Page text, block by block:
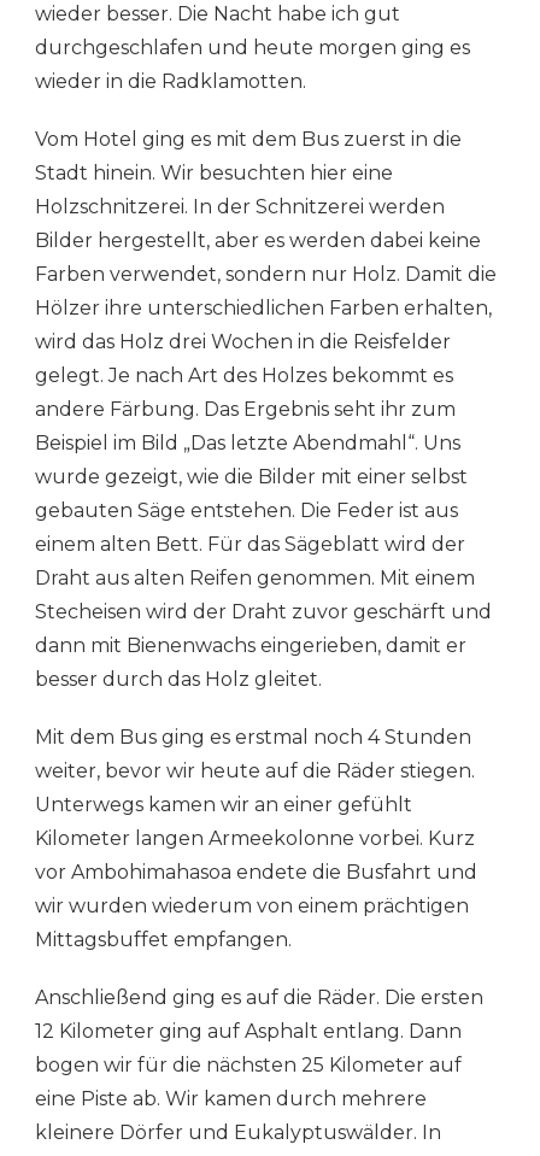
RANOMAFANA
wieder besser. Die Nacht habe ich gut
durchgeschlafen und heute morgen ging es
wieder in die Radklamotten.
Vom Hotel ging es mit dem Bus zuerst in die
Stadt hinein. Wir besuchten hier eine
Holzschnitzerei. In der Schnitzerei werden
Bilder hergestellt, aber es werden dabei keine
Farben verwendet, sondern nur Holz. Damit die
Hölzer ihre unterschiedlichen Farben erhalten,
wird das Holz drei Wochen in die Reisfelder
gelegt. Je nach Art des Holzes bekommt es
andere Färbung. Das Ergebnis seht ihr zum
Beispiel im Bild „Das letzte Abendmahl“. Uns
wurde gezeigt, wie die Bilder mit einer selbst
gebauten Säge entstehen. Die Feder ist aus
einem alten Bett. Für das Sägeblatt wird der
Draht aus alten Reifen genommen. Mit einem
Stecheisen wird der Draht zuvor geschärft und
dann mit Bienenwachs eingerieben, damit er
besser durch das Holz gleitet.
Mit dem Bus ging es erstmal noch 4 Stunden
weiter, bevor wir heute auf die Räder stiegen.
Unterwegs kamen wir an einer gefühlt
Kilometer langen Armeekolonne vorbei. Kurz
vor Ambohimahasoa endete die Busfahrt und
wir wurden wiederum von einem prächtigen
Mittagsbuffet empfangen.
Anschließend ging es auf die Räder. Die ersten
12 Kilometer ging auf Asphalt entlang. Dann
bogen wir für die nächsten 25 Kilometer auf
eine Piste ab. Wir kamen durch mehrere
kleinere Dörfer und Eukalyptuswälder. In